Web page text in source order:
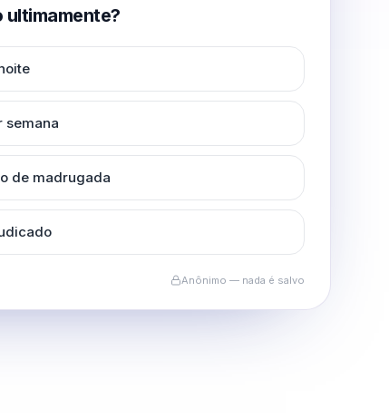
ultimamente?
semana
de madrugada
Anônimo — nada é salvo